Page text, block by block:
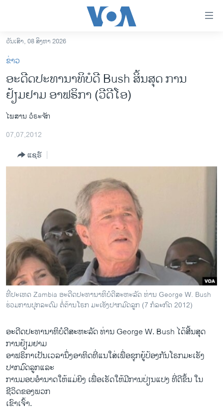
ເຂົ້າ
ຫາ
ຂ້າມ
ຂ້າມ
ຫາ
ຊອກ
ຄົ້ນ
ລາວ
ອາເມຣິກາ
ການເລືອກຕັ້ງ ປະທານາທີບໍດີ ສະຫະລັດ 2024
ໂລກ
ເອເຊຍ
ອິດສະຫຼະພາບດ້ານການຂ່າວ
ຊຸມຊົນຊາວລາວ
ວິທະຍາສາດ-ເທັກໂນໂລຈີ
ທຸລະກິດ
ພາສາອັງກິດ
ວີດີໂອ
ສຽງ
ລາຍງານ
ຕິດຕາມພວກເຮົາ ທີ່
ພາສາຕ່າງໆ
ວັນເສົາ, 08 ສິງຫາ 2026
ຂ່າວ
ອະດີດປະທານາທິບໍດີ Bush ສິ້ນສຸດ ການ
ຢ້ຽມຢາມ ອາຟຣິກາ (ວີດີໂອ)
ໄພສານ ວໍຣະຈັກ
07,07,2012
ແຊຣ໌
ທີ່ປະເທດ Zambia ອະດີດປະທານາທິບໍດີສະຫະລັດ ທ່ານ George W. Bush
ຮ່ວມການປຸກລະດົມ ຕໍ່ຕ້ານໂຣກ ມະເຮັງປາກມົດລູກ (7 ກໍລະກົດ 2012)
ອ​ະດີດ​ປະ​ທາ​ນາ​ທິບໍດີສະຫະລັດ ທ່ານ George W. Bush ​ໄດ້​ສີ້​ນສຸດ​
ການ​ຢ້ຽມຢາມ
ອາ​ຟຣິກາ​ເປັນ​ເວລາ​ນຶ່ງ​ອາທິດທີ່ແນ​ໃສ່ເພື່ອ​ຊຸກຍູ້​ປ້ອງ​ກັນ​ໂຣກມະ​ເຮັງ​
ປາກ​ມົດ​ລູກ​ແລະ​
ການ​ມອບ​ອໍານາດ​ໃຫ້​ແມ່ຍິງ ​ເພື່ອ​ເຮັດ​ໃຫ້ມີ​ການ​ປ່ຽນ​ແປງ ​ທີ່​ດີ​ຂຶ້ນ ​ໃນ​
ຊີວິດຂອງ​ພວກ
​ເຂົາ​ເຈົ້າ.